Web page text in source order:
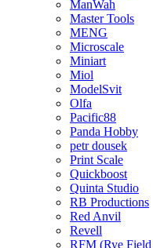
ManWah
Master Tools
MENG
Microscale
Miniart
Miol
ModelSvit
Olfa
Pacific88
Panda Hobby
petr dousek
Print Scale
Quickboost
Quinta Studio
RB Productions
Red Anvil
Revell
RFM (Rye